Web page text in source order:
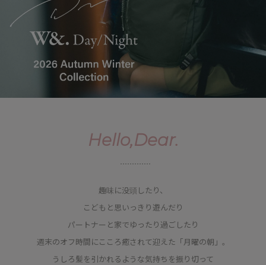
Hello,Dear.
趣味に没頭したり、
こどもと思いっきり遊んだり
パートナーと家でゆったり過ごしたり
週末のオフ時間にこころ癒されて迎えた「月曜の朝」。
うしろ髪を引かれるような気持ちを振り切って